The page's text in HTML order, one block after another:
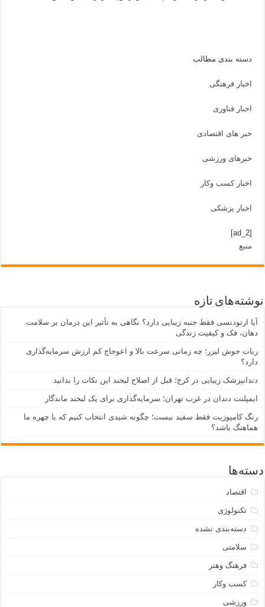
دسته بندی مطالب
اخبار فرهنگی
اخبار فناوری
خبر های اقتصادی
خبرهای ورزشی
اخبار کسب وکار
اخبار پزشکی
[ad_2]
منبع
نوشته‌های تازه
آیا ارتودنسی فقط جنبه زیبایی دارد؟ نگاهی به تأثیر این درمان بر سلامت
دهان، فک و کیفیت زندگی
ربات جوش لیزر؛ چه زمانی سرعت بالا و اعوجاج کم ارزش سرمایه‌گذاری
دارد؟
دندانپزشک زیبایی در کرج؛ قبل از اصلاح لبخند این نکات را بدانید
ایمپلنت دندان در غرب تهران؛ سرمایه‌گذاری برای یک لبخند ماندگار
رنگ کامپوزیت فقط سفید نیست؛ چگونه شیدی انتخاب کنیم که با چهره ما
هماهنگ باشد؟
دسته‌ها
اقتصاد
تکنولوژی
دسته‌بندی نشده
سلامتی
فرهنگ وهنر
کسب وکار
ورزشی